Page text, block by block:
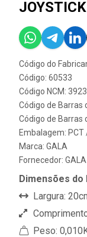
Código do
Código: 60533
Código NCM:
Código de Barras
Código de Barras
Embalagem: PCT
Marca: GALA
Fornecedor:
Dimensões do
Largura:
Peso: